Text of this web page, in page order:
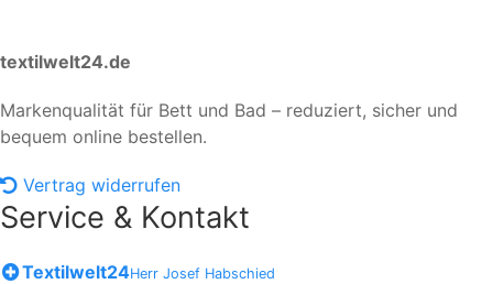
textilwelt24.de
Markenqualität für Bett und Bad – reduziert, sicher und
bequem online bestellen.
Vertrag widerrufen
Service & Kontakt
Textilwelt24Herr Josef Habschied